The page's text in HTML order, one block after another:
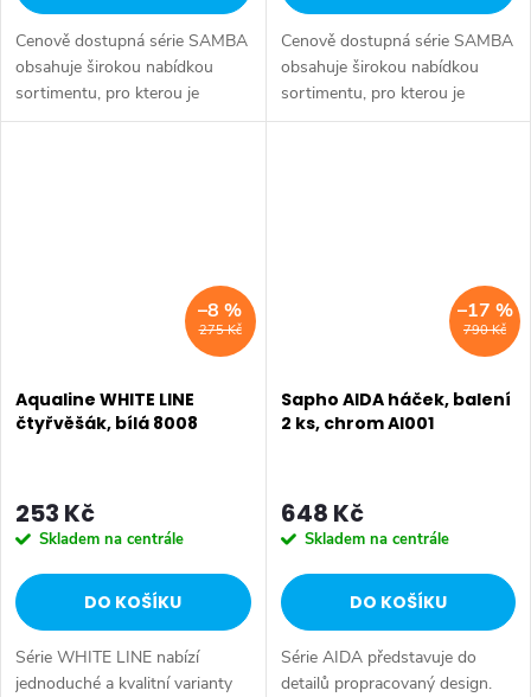
Cenově dostupná série SAMBA
obsahuje širokou nabídkou
sortimentu, pro kterou je
oblíbená u hoteliérů a
Cenově dostupná série SAMBA
obsahuje širokou nabídkou
sortimentu, pro kterou je
oblíbená u hoteliérů a
275 Kč
–8 %
Aqualine WHITE LINE
čtyřvěšák, bílá 8008
253 Kč
Skladem na centrále
DO KOŠÍKU
Série WHITE LINE nabízí
jednoduché a kvalitní varianty
790 Kč
–17 %
Sapho AIDA háček, balení
2 ks, chrom AI001
648 Kč
Skladem na centrále
DO KOŠÍKU
Série AIDA představuje do
detailů propracovaný design.